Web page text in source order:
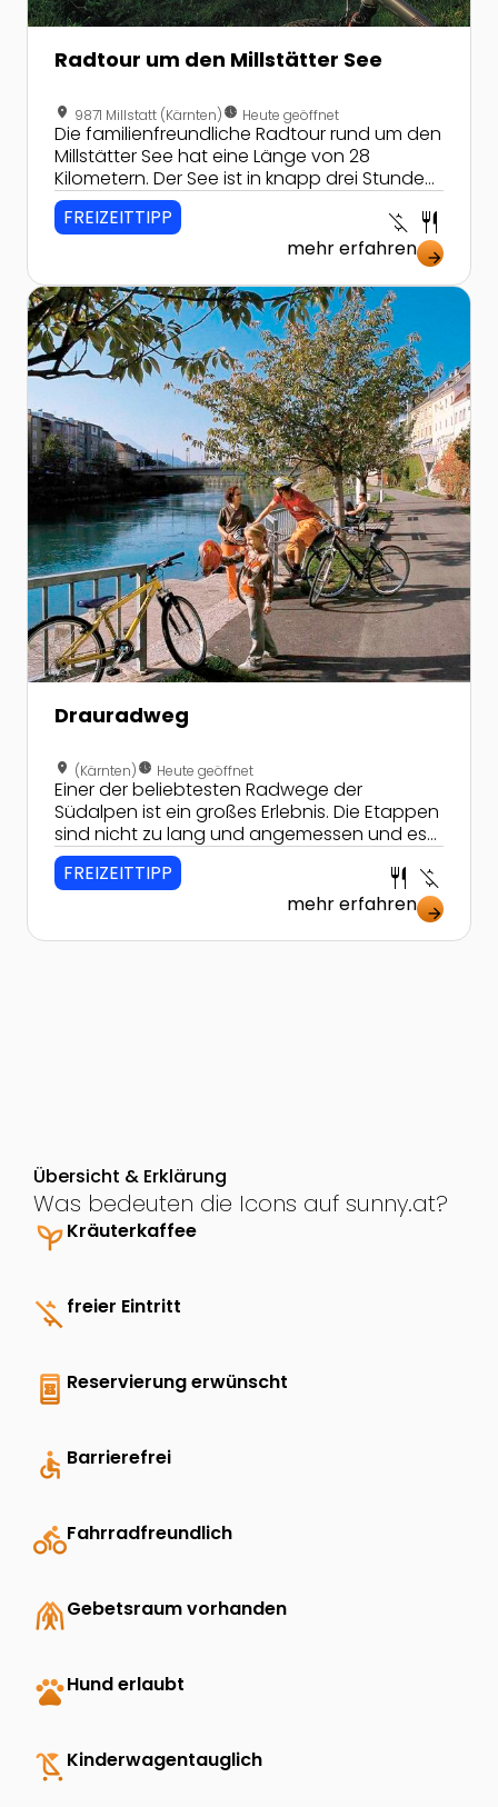
Radtour um den Millstätter See
location_on 9871 Millstatt (Kärnten)nest_clock_farsight_analog Heute geöffnet
Die familienfreundliche Radtour rund um den
Millstätter See hat eine Länge von 28
Kilometern. Der See ist in knapp drei Stunden
zu umrunden, dabei sind kaum
Höhenunterschiede zu bewältigen.
FREIZEITTIPP money_off restaurant
mehr erfahren arrow_forward
Zur Detailseite von Drauradweg
Drauradweg
location_on (Kärnten)nest_clock_farsight_analog Heute geöffnet
Einer der beliebtesten Radwege der
Südalpen ist ein großes Erlebnis. Die Etappen
sind nicht zu lang und angemessen und es
bleibt genügend Zeit zum Spielen und
Toben. Der Drauradweg mit vielen
Erlebnispunkten und Rastplätzen macht der
FREIZEITTIPP restaurant money_off
mehr erfahren arrow_forward
Übersicht & Erklärung
Was bedeuten die Icons auf sunny.at?
psychiatryKräuterkaffee
money_off freier Eintritt
book_online Reservierung erwünscht
accessible Barrierefrei
directions_bikeFahrradfreundlich
folded_handsGebetsraum vorhanden
petsHund erlaubt
child_friendly Kinderwagentauglich